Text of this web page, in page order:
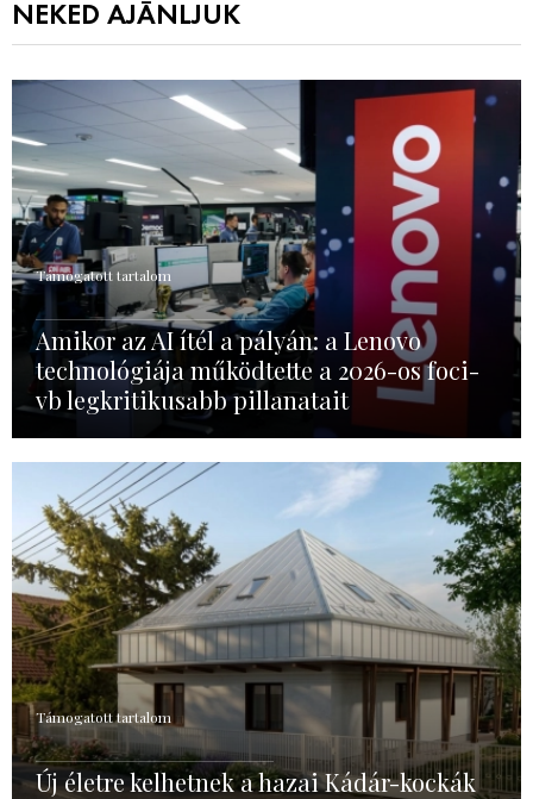
NEKED AJÁNLJUK
Támogatott tartalom
Amikor az AI ítél a pályán: a Lenovo
technológiája működtette a 2026-os foci-
vb legkritikusabb pillanatait
Támogatott tartalom
Új életre kelhetnek a hazai Kádár-kockák